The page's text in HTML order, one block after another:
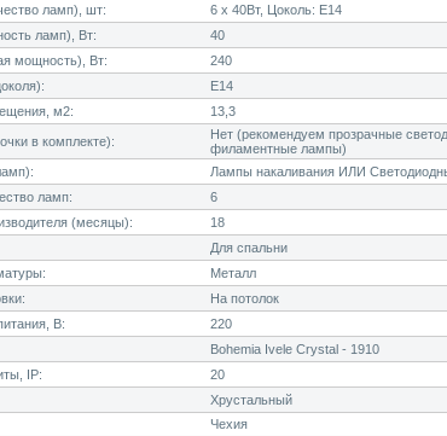
ламп), шт:
6 x 40Вт, Цоколь: E14
ламп), Вт:
40
мощность), Вт:
240
E14
м2:
13,3
в комплекте):
Нет (рекомендуем прозрачные
филаментные лампы)
Лампы накаливания ИЛИ
ламп:
6
(месяцы):
18
Для спальни
Металл
На потолок
В:
220
Bohemia Ivele Crystal - 1910
IP:
20
Хрустальный
Чехия